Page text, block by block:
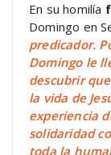
En su homilía
Domingo en
predicador.
Domingo le
descubrir
la vida de
experiencia
solidaridad
toda la